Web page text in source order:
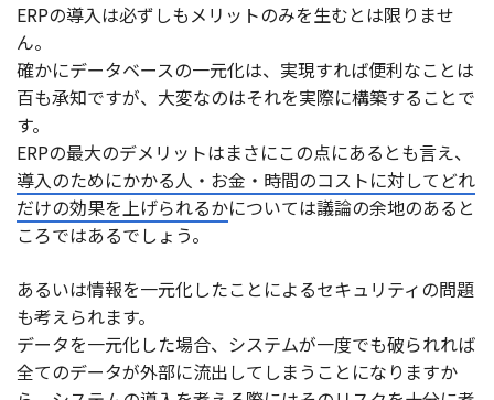
ERPの導入は必ずしもメリットのみを生むとは限りませ
ん。
確かにデータベースの一元化は、実現すれば便利なことは
百も承知ですが、大変なのはそれを実際に構築することで
す。
ERPの最大のデメリットはまさにこの点にあるとも言え、
導入のためにかかる人・お金・時間のコストに対してどれ
だけの効果を上げられるかについては議論の余地のあると
ころではあるでしょう。
あるいは情報を一元化したことによるセキュリティの問題
も考えられます。
データを一元化した場合、システムが一度でも破られれば
全てのデータが外部に流出してしまうことになりますか